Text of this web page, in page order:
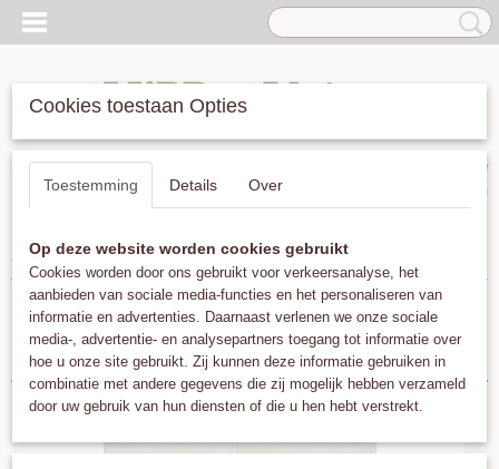
Inloggen Registreren
UW WINKELWAGEN
(0)
Home >Geurblokjes >ByBazz
Sorteer op:
Cookies toestaan Opties
Toestemming Details Over
Op deze website worden cookies gebruikt
Cookies worden door ons gebruikt voor verkeersanalyse, het
aanbieden van sociale media-functies en het personaliseren van
informatie en advertenties. Daarnaast verlenen we onze sociale
media-, advertentie- en analysepartners toegang tot informatie over
hoe u onze site gebruikt. Zij kunnen deze informatie gebruiken in
combinatie met andere gegevens die zij mogelijk hebben verzameld
door uw gebruik van hun diensten of die u hen hebt verstrekt.